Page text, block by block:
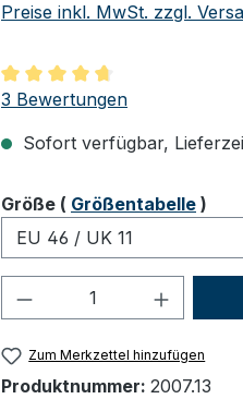
Preise inkl. MwSt. zzgl.
Durchschnittliche
3 Bewertungen
Sofort verfügbar,
Größeauswählen
( Größentabelle )
Produkt Anzahl:
Zum Merkzettel hinzufügen
Produktnummer: 2007.13